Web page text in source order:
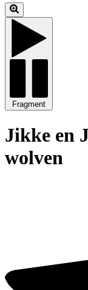
Fragment
Jikke en
wolven